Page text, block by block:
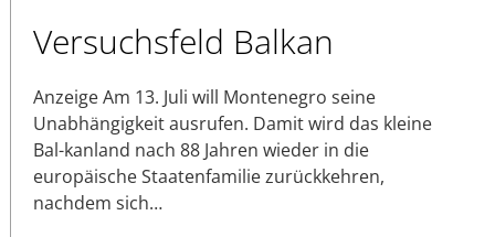
Versuchsfeld Balkan
Anzeige Am 13. Juli will Montenegro seine
Unabhängigkeit ausrufen. Damit wird das kleine
Bal-kanland nach 88 Jahren wieder in die
europäische Staatenfamilie zurückkehren,
nachdem sich…